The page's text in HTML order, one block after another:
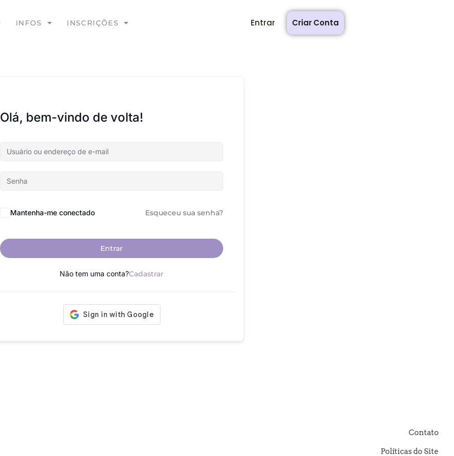
INFOS INSCRIÇÕES Entrar Criar Conta
Olá, bem-vindo de volta!
Mantenha-me conectado Esqueceu sua senha?
Entrar
Não tem uma conta?Cadastrar
Contato
Políticas do Site